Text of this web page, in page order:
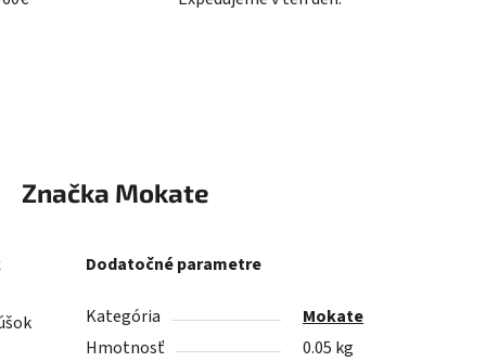
Značka Mokate
Dodatočné parametre
Kategória
Mokate
Hmotnosť
0.05 kg